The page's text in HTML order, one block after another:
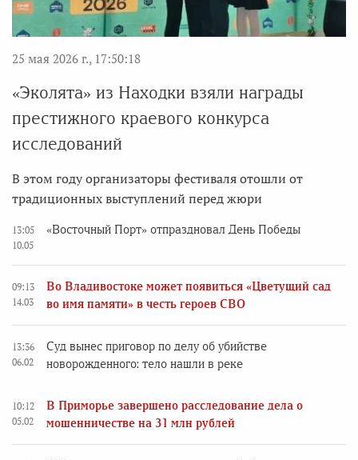
25 мая 2026 г., 17:50:18
«Эколята» из Находки взяли награды
престижного краевого конкурса
исследований
В этом году организаторы фестиваля отошли от
традиционных выступлений перед жюри
13:05
10.05
«Восточный Порт» отпраздновал День Победы
09:13
14.03
Во Владивостоке может появиться «Цветущий сад
во имя памяти» в честь героев СВО
13:36
06.02
Суд вынес приговор по делу об убийстве
новорожденного: тело нашли в реке
10:12
05.02
В Приморье завершено расследование дела о
мошенничестве на 31 млн рублей